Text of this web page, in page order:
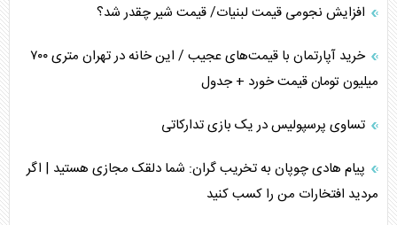
افزایش نجومی قیمت لبنیات/ قیمت شیر چقدر شد؟
خرید آپارتمان با قیمت‌های عجیب / این خانه در تهران متری ۷۰۰
میلیون تومان قیمت خورد + جدول
تساوی پرسپولیس در یک بازی تدارکاتی
پیام هادی چوپان به تخریب گران: شما دلقک مجازی هستید | اگر
مردید افتخارات من را کسب کنید